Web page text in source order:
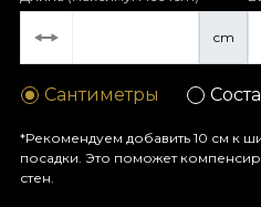
cm
Сантиметры
*Рекомендуем добавить 10 см к
посадки. Это поможет
стен.